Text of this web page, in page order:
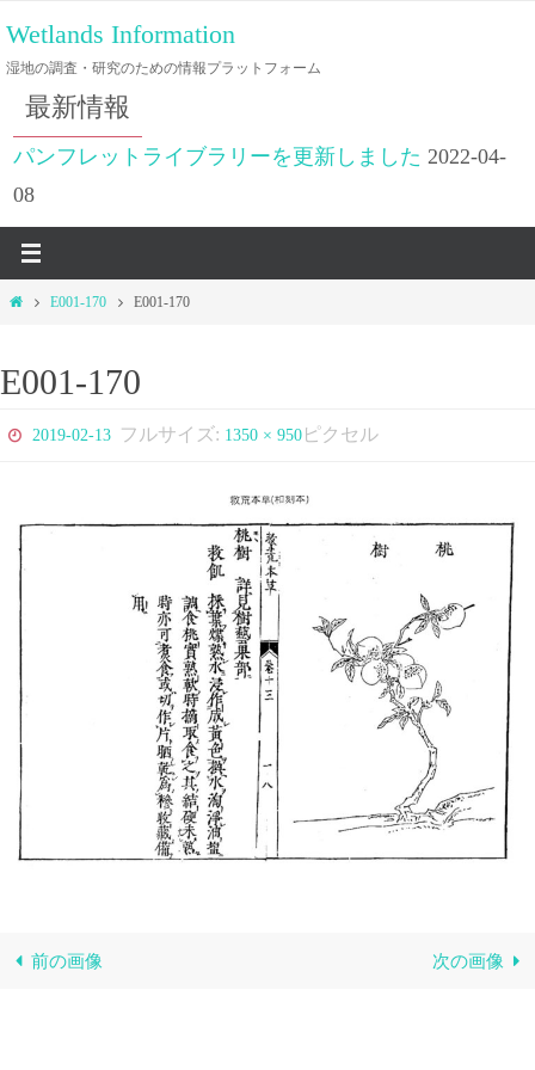
ン
テ
ツ
ス
プ
Wetlands Information
湿地の調査・研究のための情報プラットフォーム
最新情報
パンフレットライブラリーを更新しました 2022-04-
08
ホ
E001-170 E001-170
E001-170
2019-02-13 フルサイズ: 1350 × 950 ピクセル
前の画像 次の画像